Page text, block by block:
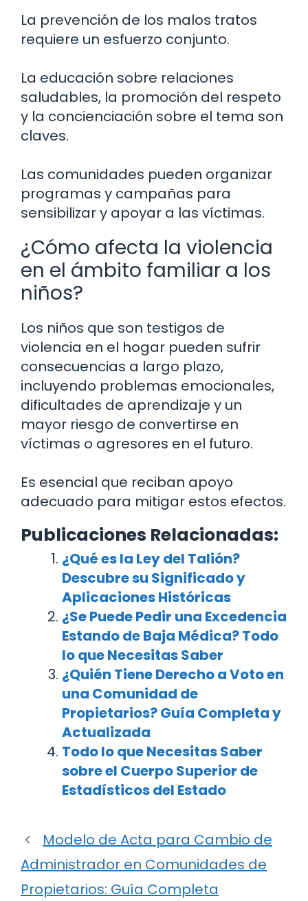
La prevención de los malos tratos
requiere un esfuerzo conjunto.
La educación sobre relaciones
saludables, la promoción del respeto
y la concienciación sobre el tema son
claves.
Las comunidades pueden organizar
programas y campañas para
sensibilizar y apoyar a las víctimas.
¿Cómo afecta la violencia
en el ámbito familiar a los
niños?
Los niños que son testigos de
violencia en el hogar pueden sufrir
consecuencias a largo plazo,
incluyendo problemas emocionales,
dificultades de aprendizaje y un
mayor riesgo de convertirse en
víctimas o agresores en el futuro.
Es esencial que reciban apoyo
adecuado para mitigar estos efectos.
Publicaciones Relacionadas:
¿Qué es la Ley del Talión?
Descubre su Significado y
Aplicaciones Históricas
¿Se Puede Pedir una Excedencia
Estando de Baja Médica? Todo
lo que Necesitas Saber
¿Quién Tiene Derecho a Voto en
una Comunidad de
Propietarios? Guía Completa y
Actualizada
Todo lo que Necesitas Saber
sobre el Cuerpo Superior de
Estadísticos del Estado
Modelo de Acta para Cambio de
Administrador en Comunidades de
Propietarios: Guía Completa